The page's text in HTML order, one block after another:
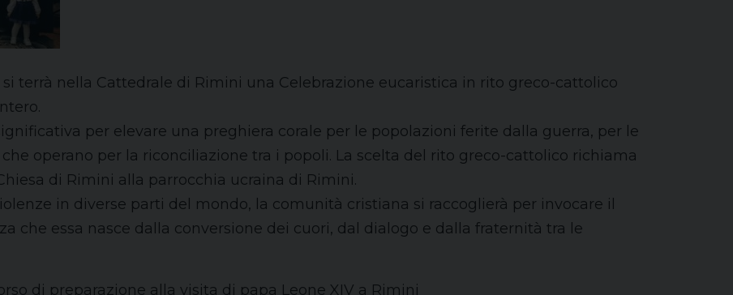
si terrà nella Cattedrale di Rimini una Celebrazione eucaristica in rito greco-cattolico
per elevare una preghiera corale per le popolazioni ferite dalla guerra, per le
operano per la riconciliazione tra i popoli. La scelta del rito greco-cattolico richiama
di Rimini alla parrocchia ucraina di Rimini.
in diverse parti del mondo, la comunità cristiana si raccoglierà per invocare il
che essa nasce dalla conversione dei cuori, dal dialogo e dalla fraternità tra le
di preparazione alla visita di papa Leone XIV a Rimini